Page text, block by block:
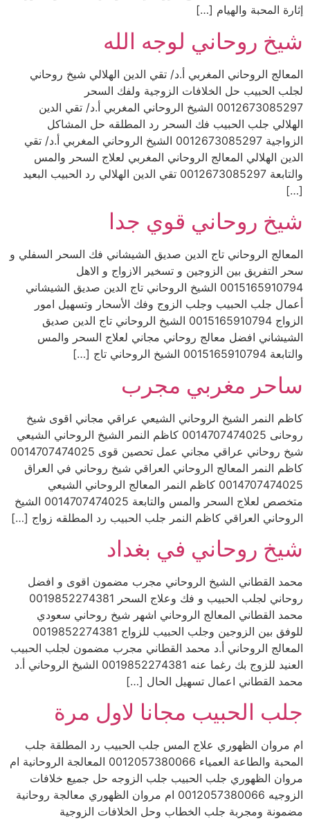
إثارة المحبة والهيام […]
شيخ روحاني لوجه الله
المعالج الروحاني المغربي أ.د/ تقي الدين الهلالي شيخ روحاني
لجلب الحبيب حل الخلافات الزوجية ولفك السحر
0012673085297 الشيخ الروحاني المغربي أ.د/ تقي الدين
الهلالي جلب الحبيب فك السحر رد المطلقه حل المشاكل
الزواجية 0012673085297 الشيخ الروحاني المغربي أ.د/ تقي
الدين الهلالي المعالج الروحاني المغربي لعلاج السحر والمس
والتابعة 0012673085297 تقي الدين الهلالي رد الحبيب البعيد
[…]
شيخ روحاني قوي جدا
المعالج الروحاني تاج الدين صديق الشيشاني فك السحر السفلي و
سحر التفريق بين الزوجين و تسخير الازواج و الاهل
0015165910794 الشيخ الروحاني تاج الدين صديق الشيشاني
أعمال جلب الحبيب وجلب الزوج وفك الأسحار وتسهيل امور
الزواج 0015165910794 الشيخ الروحاني تاج الدين صديق
الشيشاني افضل معالج روحاني مجاني لعلاج السحر والمس
والتابعة 0015165910794 الشيخ الروحاني تاج […]
ساحر مغربي مجرب
كاظم النمر الشيخ الروحاني الشيعي عراقي مجاني اقوى شيخ
روحانى 0014707474025 كاظم النمر الشيخ الروحاني الشيعي
شيخ روحاني عراقي مجاني عمل تحصين قوى 0014707474025
كاظم النمر المعالج الروحاني العراقي شيخ روحاني في العراق
0014707474025 كاظم النمر المعالج الروحاني الشيعي
متخصص لعلاج السحر والمس والتابعة 0014707474025 الشيخ
الروحاني العراقي كاظم النمر جلب الحبيب رد المطلقه زواج […]
شيخ روحاني في بغداد
محمد القطاني الشيخ الروحاني مجرب مضمون اقوى و افضل
روحاني لجلب الحبيب و فك وعلاج السحر 0019852274381
محمد القطاني المعالج الروحاني اشهر شيخ روحاني سعودي
للوفق بين الزوجين وجلب الحبيب للزواج 0019852274381
المعالج الروحاني أ.د محمد القطاني مجرب مضمون لجلب الحبيب
العنيد للزوج بك رغما عنه 0019852274381 الشيخ الروحاني أ.د
محمد القطاني اعمال تسهيل الحال […]
جلب الحبيب مجانا لاول مرة
ام مروان الظهوري علاج المس جلب الحبيب رد المطلقة جلب
المحبة والطاعة العمياء 0012057380066 المعالجة الروحانية ام
مروان الظهوري جلب الحبيب جلب الزوجه حل جميع خلافات
الزوجيه 0012057380066 ام مروان الظهوري معالجة روحانية
مضمونة ومجربة جلب الخطاب وحل الخلافات الزوجية